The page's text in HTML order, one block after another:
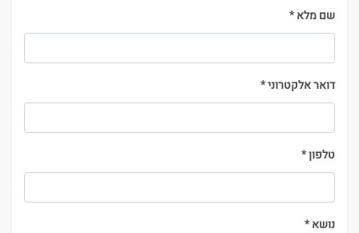
שם מלא*
דואר אלקטרוני*
טלפון*
נושא*